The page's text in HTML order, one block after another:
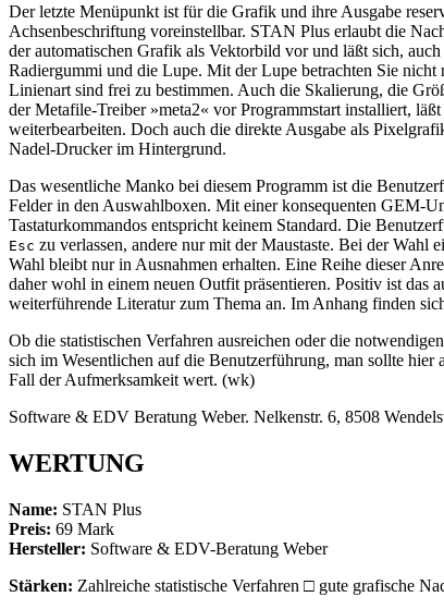
Der letzte Menüpunkt ist für die Grafik und ihre Ausgabe
Achsenbeschriftung voreinstellbar. STAN Plus erlaubt die
der automatischen Grafik als Vektorbild vor und läßt sich,
Radiergummi und die Lupe. Mit der Lupe betrachten Sie
Linienart sind frei zu bestimmen. Auch die Skalierung, die
der Metafile-Treiber »meta2« vor Programmstart installiert,
weiterbearbeiten. Doch auch die direkte Ausgabe als
Nadel-Drucker im Hintergrund.
Das wesentliche Manko bei diesem Programm ist die
Felder in den Auswahlboxen. Mit einer konsequenten GEM-
Tastaturkommandos entspricht keinem Standard. Die
Esc zu verlassen, andere nur mit der Maustaste. Bei der
Wahl bleibt nur in Ausnahmen erhalten. Eine Reihe dieser
daher wohl in einem neuen Outfit präsentieren. Positiv ist das
weiterführende Literatur zum Thema an. Im Anhang finden
Ob die statistischen Verfahren ausreichen oder die
sich im Wesentlichen auf die Benutzerführung, man sollte
Fall der Aufmerksamkeit wert. (wk)
Software & EDV Beratung Weber. Nelkenstr. 6, 8508
WERTUNG
Name: STAN Plus
Preis: 69 Mark
Hersteller: Software & EDV-Beratung Weber
Stärken: Zahlreiche statistische Verfahren □ gute grafische